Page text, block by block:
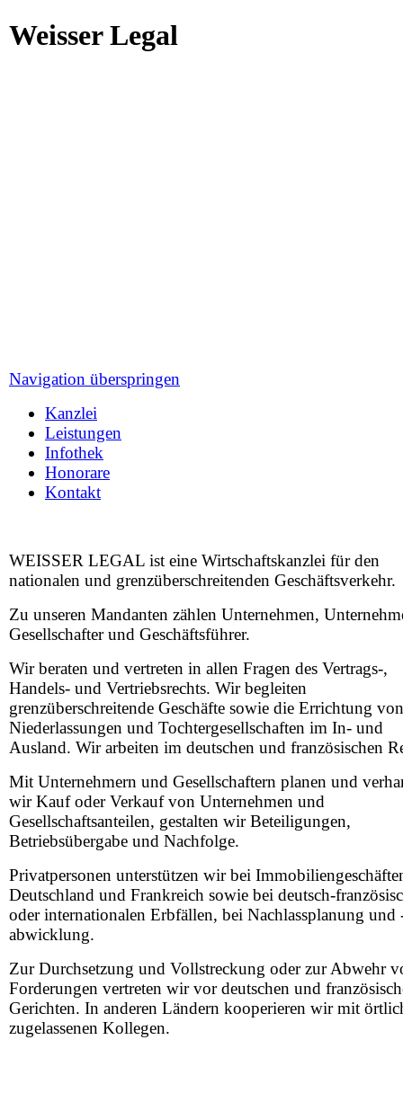
Weisser Legal
Navigation überspringen
Kanzlei
Leistungen
Infothek
Honorare
Kontakt
WEISSER LEGAL ist eine Wirtschaftskanzlei für den
nationalen und grenzüberschreitenden Geschäftsverkehr.
Zu unseren Mandanten zählen Unternehmen,
Gesellschafter und Geschäftsführer.
Wir beraten und vertreten in allen Fragen des Vertrags-,
Handels- und Vertriebsrechts. Wir begleiten
grenzüberschreitende Geschäfte sowie die Errichtung von
Niederlassungen und Tochtergesellschaften im In- und
Ausland. Wir arbeiten im deutschen und französischen
Mit Unternehmern und Gesellschaftern planen und
wir Kauf oder Verkauf von Unternehmen und
Gesellschaftsanteilen, gestalten wir Beteiligungen,
Betriebsübergabe und Nachfolge.
Privatpersonen unterstützen wir bei
Deutschland und Frankreich sowie bei deutsch-
oder internationalen Erbfällen, bei Nachlassplanung und
abwicklung.
Zur Durchsetzung und Vollstreckung oder zur Abwehr
Forderungen vertreten wir vor deutschen und
Gerichten. In anderen Ländern kooperieren wir mit
zugelassenen Kollegen.